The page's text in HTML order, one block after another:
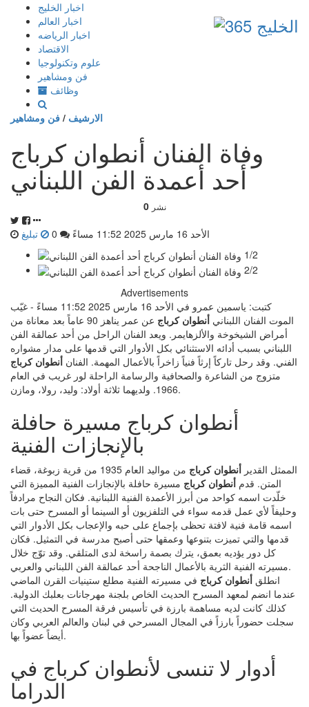
إذهب
المحتوى
اخبار الخليج
اخبار العالم
اخبار الرياضه
الاقتصاد
علوم وتكنولوجيا
فن ومشاهير
وظائف
الارشيف / فن ومشاهير
وفاة الفنان أنطوان كرباج
أحد أعمدة الفن اللبناني
0 نشر
الأحد 16 مارس 2025 11:52 مساءً
تبليغ
1/2
2/2
Advertisements
كتبت: ياسمين عمرو في الأحد 16 مارس 2025 11:52 مساءً - غيّب
الموت الفنان اللبناني أنطوان كرباج
عن عمر يناهز 90 عاماً بعد معاناة من
أمراض الشيخوخة والألزهايمر. ويعد الفنان الراحل من أحد عمالقة الفن
اللبناني بسبب أدائه الاستثنائي بكل الأدوار التي قدمها على مدار مشواره
الفني. وقد رحل تاركاً إرثاً فنياً زاخراً بالأعمال المهمة. الفنان أنطوان كرباج
متزوج من الشاعرة والصحافية والرسامة الراحلة لور غريب في العام
1966. ولديهما ثلاثة أولاد: وليد، رولا، ومازن.
أنطوان كرباج مسيرة حافلة
بالإنجازات الفنية
الممثل القدير أنطوان كرباج
من مواليد العام 1935 من قرية زبوغة، قضاء
المتن. قدم أنطوان كرباج مسيرة حافلة بالإنجازات الفنية المميزة التي
خلّدت اسمه كواحد من أبرز الأعمدة الفنية اللبنانية. فكان النجاح مرادفاً
وحليفاً لأي عمل قدمه سواء في التلفزيون أو السينما أو المسرح حتى بات
اسمه قامة فنية لافتة تحظى بإجماع على حبه والإعجاب بكل الأدوار التي
قدمها والتي تميزت بتنوعها وعمقها حتى أصبح مدرسة في التمثيل. فكان
كل دور يؤديه بعمق، يترك بصمة راسخة لدى المتلقي. وقد توّج خلال
مسيرته الفنية الثرية بالأعمال الناجحة أحد عمالقة الفن اللبناني والعربي.
انطلق أنطوان كرباج في مسيرته الفنية مطلع ستينيات القرن الماضي
عندما انضم لمعهد المسرح الحديث الخاص بلجنة مهرجانات بعلبك الدولية.
كذلك كانت لديه مساهمة بارزة في تأسيس فرقة المسرح الحديث التي
سجلت حضوراً بارزاً في المجال المسرحي في لبنان والعالم العربي وكان
أيضاً عضواً بها.
أدوار لا تنسى لأنطوان كرباج في
الدراما